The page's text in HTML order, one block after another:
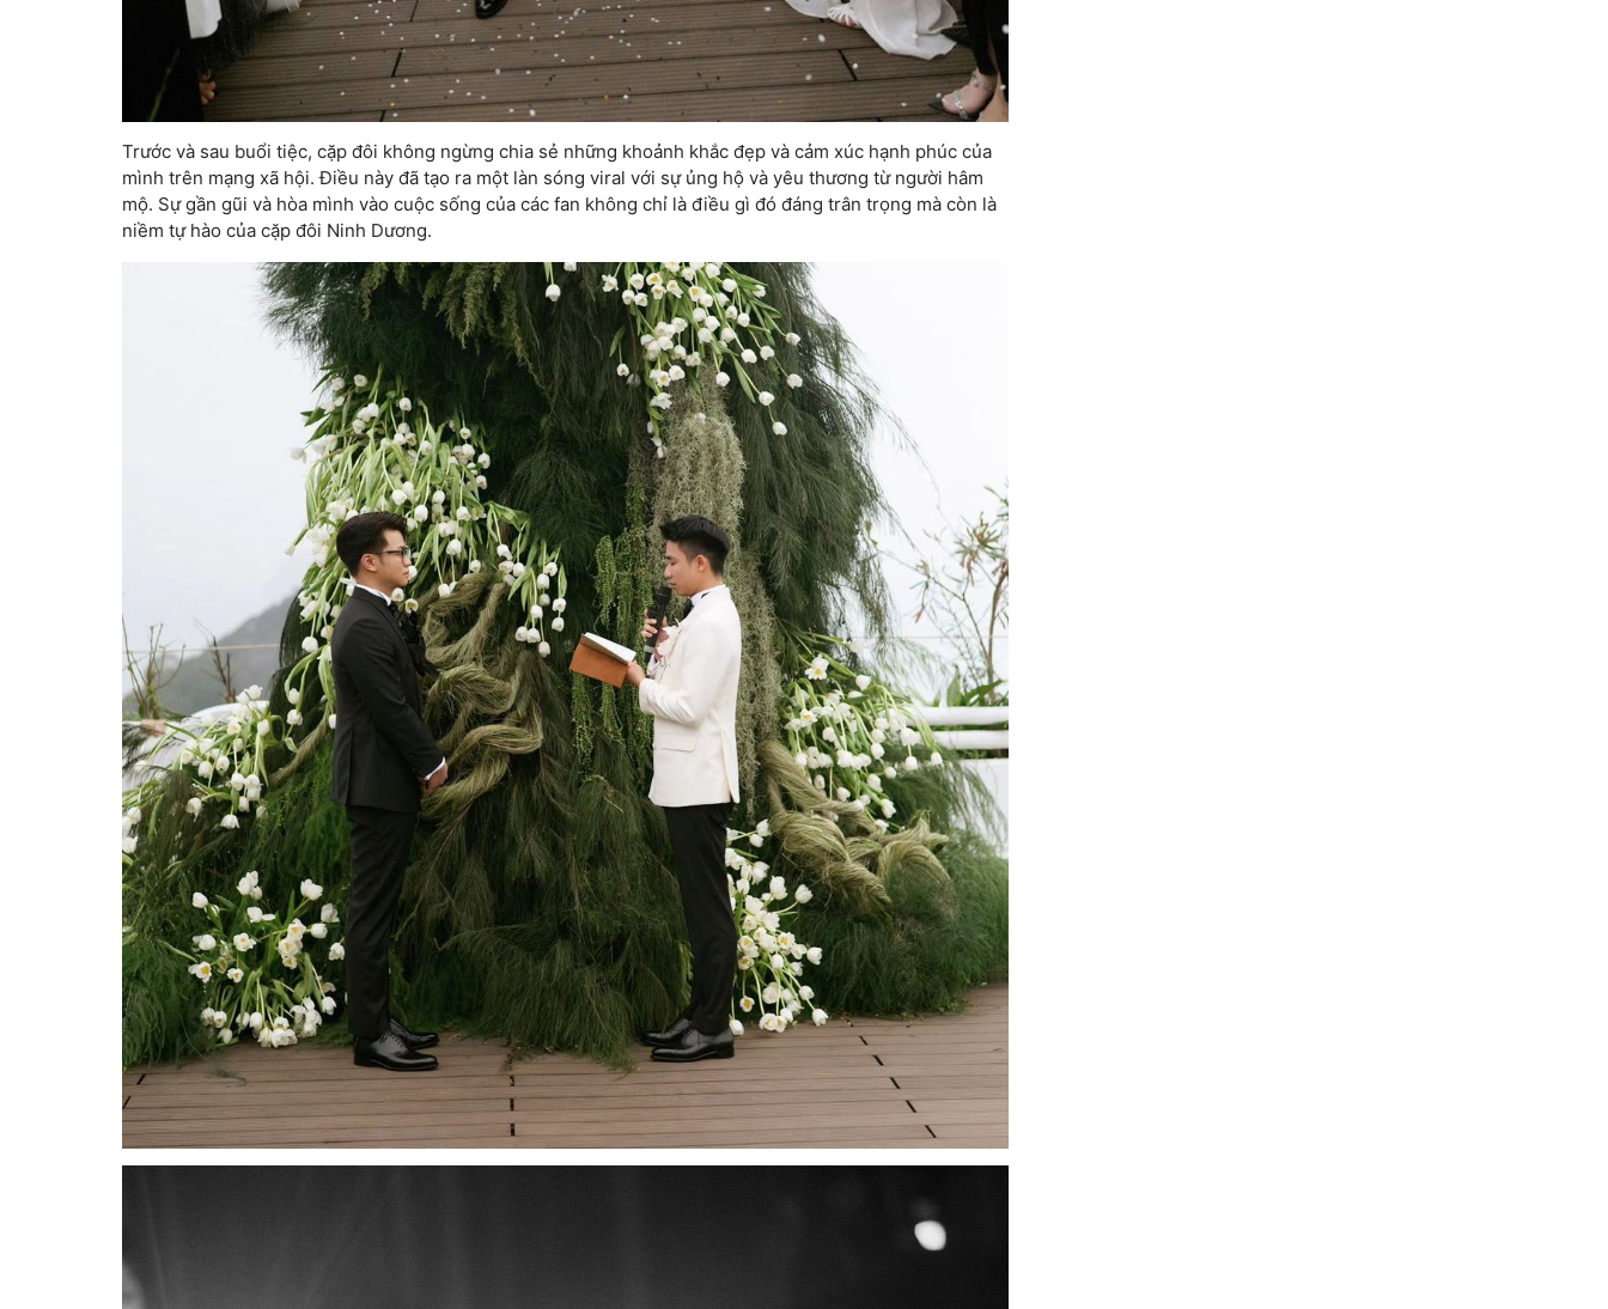
Trước và sau buổi tiệc, cặp đôi không ngừng chia sẻ những khoảnh khắc đẹp và cảm xúc hạnh phúc của
mình trên mạng xã hội. Điều này đã tạo ra một làn sóng viral với sự ủng hộ và yêu thương từ người hâm
mộ. Sự gần gũi và hòa mình vào cuộc sống của các fan không chỉ là điều gì đó đáng trân trọng mà còn là
niềm tự hào của cặp đôi Ninh Dương.